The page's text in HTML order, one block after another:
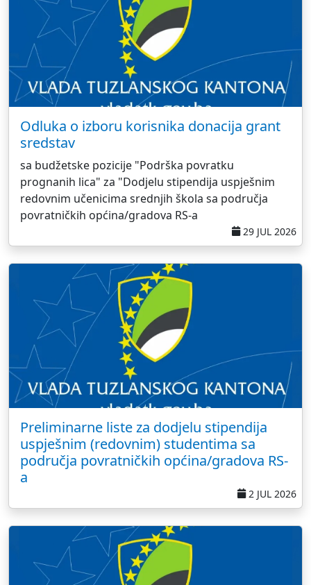
Odluka o izboru korisnika donacija grant
sredstav
sa budžetske pozicije "Podrška povratku
prognanih lica" za "Dodjelu stipendija uspješnim
redovnim učenicima srednjih škola sa područja
povratničkih općina/gradova RS-a
29 JUL 2026
Preliminarne liste za dodjelu stipendija
uspješnim (redovnim) studentima sa
područja povratničkih općina/gradova RS-
a
2 JUL 2026